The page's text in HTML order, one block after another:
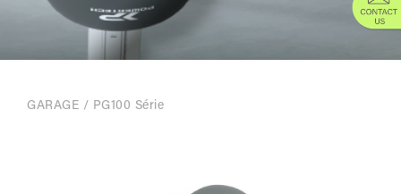
GARAGE / PG100 Série